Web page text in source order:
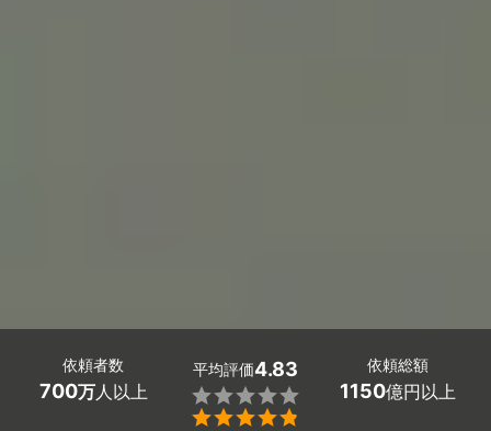
依頼者数
700万人以上
平均評価4.83


依頼総額
1150億円以上